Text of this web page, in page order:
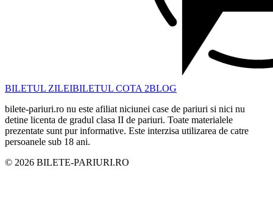
BILETUL ZILEIBILETUL COTA 2BLOG
bilete-pariuri.ro nu este afiliat niciunei case de pariuri si nici nu
detine licenta de gradul clasa II de pariuri. Toate materialele
prezentate sunt pur informative. Este interzisa utilizarea de catre
persoanele sub 18 ani.
© 2026 BILETE-PARIURI.RO